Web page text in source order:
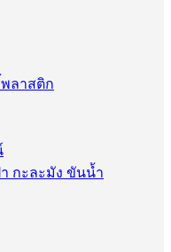
พลาสติก
กะละมัง ขันน้ำ